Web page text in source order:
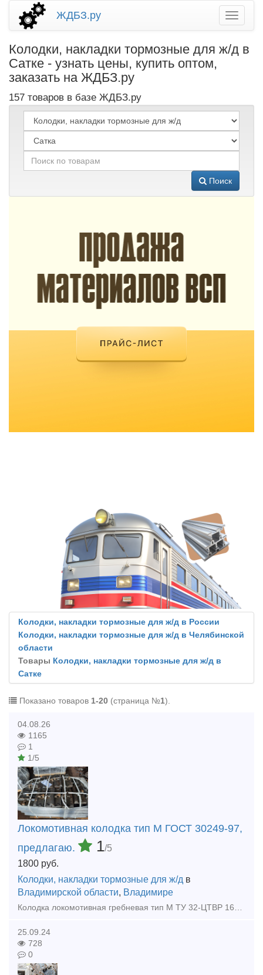
ЖДБЗ.ру
Колодки, накладки тормозные для ж/д в
Сатке - узнать цены, купить оптом,
заказать на ЖДБЗ.ру
157 товаров в базе ЖДБЗ.ру
Поиск
Колодки, накладки тормозные для ж/д в России
Колодки, накладки тормозные для ж/д в Челябинской
области
Товары Колодки, накладки тормозные для ж/д в
Сатке
Показано товаров 1-20 (страница №1).
04.08.26
1165
1
1/5
Локомотивная колодка тип М ГОСТ 30249-97,
предлагаю.
1/5
1800 руб.
Колодки, накладки тормозные для ж/д в
Владимирской области, Владимире
Колодка локомотивная гребневая тип М ТУ 32-ЦТВР 165-87 чертеж 44-52-87-01 ГОСТ 30249-97 Предлагаем из наличия, на нашем складе. Год изготовления 2022-23 г. Звоните и размещайте вашу заявку: к.
25.09.24
728
0